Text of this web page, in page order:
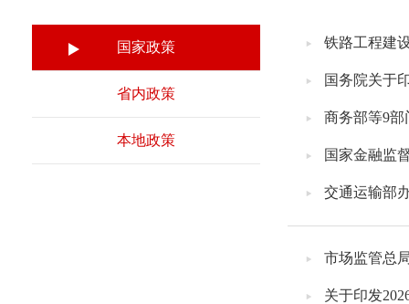
国家政策
省内政策
本地政策
铁路工程建
国务院关于
商务部等9
国家金融监
交通运输部
市场监管总
关于印发